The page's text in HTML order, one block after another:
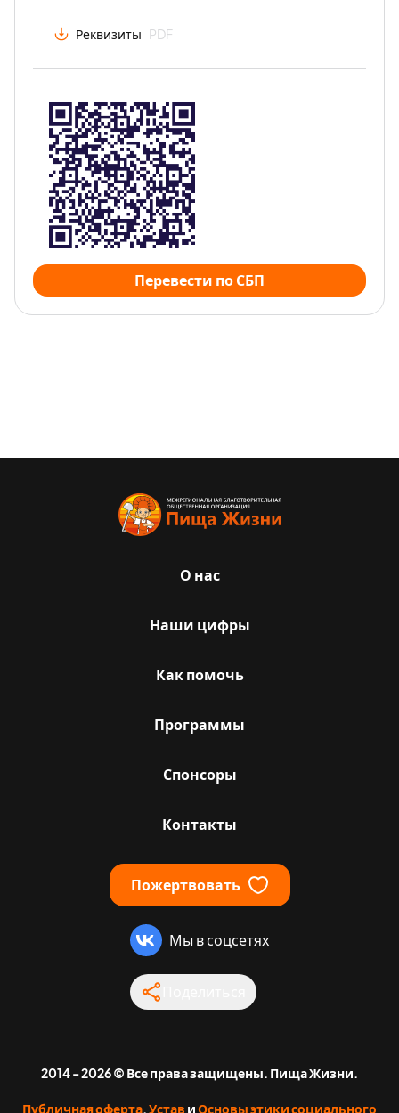
Реквизиты PDF
Перевести по СБП
О нас
Наши цифры
Как помочь
Программы
Спонсоры
Контакты
Пожертвовать
Мы в соцсетях
2014 - 2026 © Все права защищены. Пища Жизни.
Публичная оферта,Устав иОсновы этики социального